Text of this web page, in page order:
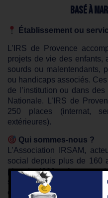
Basé à
Établissement ou
L’IRS de Provence
projets de vie des enfants,
sourds ou malentendants,
ou handicaps associés.
de l’institution ou dans
Nationale. L’IRS de
250 places (internat,
extérieures).
Qui sommes-nous ?
L’Association IRSAM,
social depuis plus de 160
plus de 4000 enfants et
sensoriel. Avec plus
établissements et